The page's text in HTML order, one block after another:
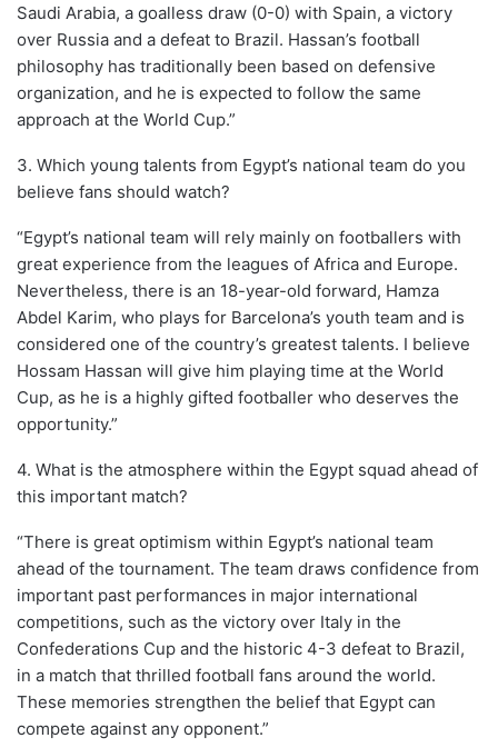
Saudi Arabia, a goalless draw (0-0) with Spain, a victory
over Russia and a defeat to Brazil. Hassan’s football
philosophy has traditionally been based on defensive
organization, and he is expected to follow the same
approach at the World Cup.”
3. Which young talents from Egypt’s national team do you
believe fans should watch?
“Egypt’s national team will rely mainly on footballers with
great experience from the leagues of Africa and Europe.
Nevertheless, there is an 18-year-old forward, Hamza
Abdel Karim, who plays for Barcelona’s youth team and is
considered one of the country’s greatest talents. I believe
Hossam Hassan will give him playing time at the World
Cup, as he is a highly gifted footballer who deserves the
opportunity.”
4. What is the atmosphere within the Egypt squad ahead of
this important match?
“There is great optimism within Egypt’s national team
ahead of the tournament. The team draws confidence from
important past performances in major international
competitions, such as the victory over Italy in the
Confederations Cup and the historic 4-3 defeat to Brazil,
in a match that thrilled football fans around the world.
These memories strengthen the belief that Egypt can
compete against any opponent.”